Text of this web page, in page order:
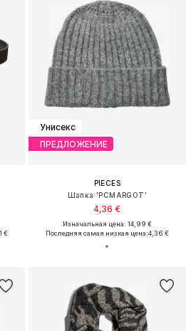
€
Унисекс
ПРЕДЛОЖЕНИЕ
PIECES
Шапка 'PCMARGOT'
4,36 €
Изначальная цена: 14,99 €
Последняя самая низкая цена:4,36 €